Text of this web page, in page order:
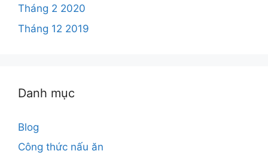
Tháng 2 2020
Tháng 12 2019
Danh mục
Blog
Công thức nấu ăn